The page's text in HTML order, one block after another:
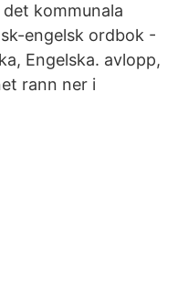
kommunala
engelsk ordbok -
Engelska. avlopp,
rann ner i